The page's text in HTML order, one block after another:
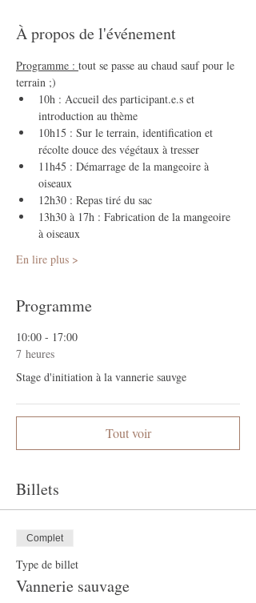
À propos de l'événement
Programme : tout se passe au chaud sauf pour le
terrain ;)
10h : Accueil des participant.e.s et
introduction au thème
10h15 : Sur le terrain, identification et
récolte douce des végétaux à tresser
11h45 : Démarrage de la mangeoire à
oiseaux
12h30 : Repas tiré du sac
13h30 à 17h : Fabrication de la mangeoire
à oiseaux
En lire plus >
Programme
10:00 - 17:00
7 heures
Stage d'initiation à la vannerie sauvge
Tout voir
Billets
Complet
Type de billet
Vannerie sauvage